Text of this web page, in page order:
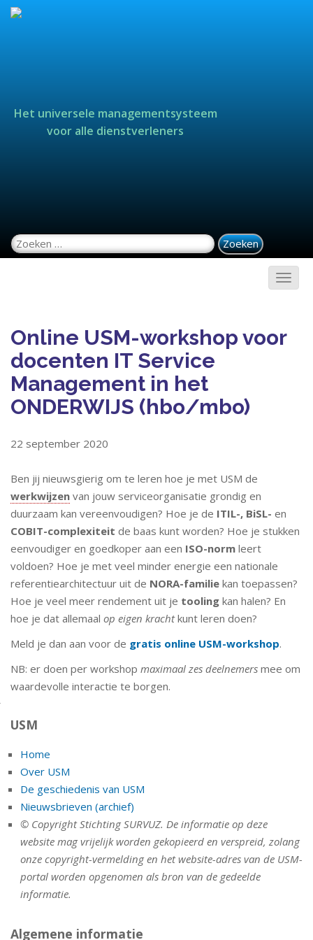
Het universele managementsysteem
voor alle dienstverleners
Zoeken naar:
Online USM-workshop voor
docenten IT Service
Management in het
ONDERWIJS (hbo/mbo)
22 september 2020
Ben jij nieuwsgierig om te leren hoe je met USM de
werkwijzen van jouw serviceorganisatie grondig en
duurzaam kan vereenvoudigen? Hoe je de ITIL-, BiSL- en
COBIT-complexiteit de baas kunt worden? Hoe je stukken
eenvoudiger en goedkoper aan een ISO-norm leert
voldoen? Hoe je met veel minder energie een nationale
referentiearchitectuur uit de NORA-familie kan toepassen?
Hoe je veel meer rendement uit je tooling kan halen? En
hoe je dat allemaal op eigen krachtkunt leren doen?
Meld je dan aan voor de gratis online USM-workshop.
NB: er doen per workshop maximaal zes deelnemers mee om
waardevolle interactie te borgen.
USM
Home
Over USM
De geschiedenis van USM
Nieuwsbrieven (archief)
© Copyright Stichting SURVUZ. De informatie op deze
website mag vrijelijk worden gekopieerd en verspreid, zolang
onze copyright-vermelding en het website-adres van de USM-
portal worden opgenomen als bron van de gedeelde
informatie.
Algemene informatie